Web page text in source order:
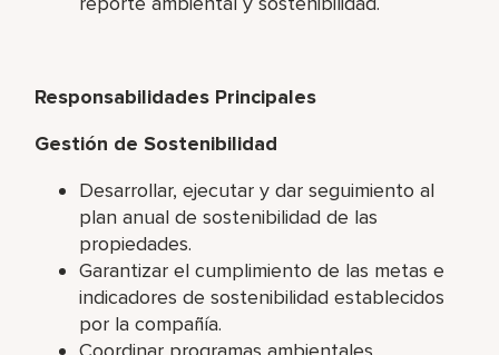
Responsabilidades Principales
Gestión de Sostenibilidad
Desarrollar, ejecutar y dar seguimiento al
plan anual de sostenibilidad de las
propiedades.
Garantizar el cumplimiento de las metas e
indicadores de sostenibilidad establecidos
por la compañía.
Coordinar programas ambientales